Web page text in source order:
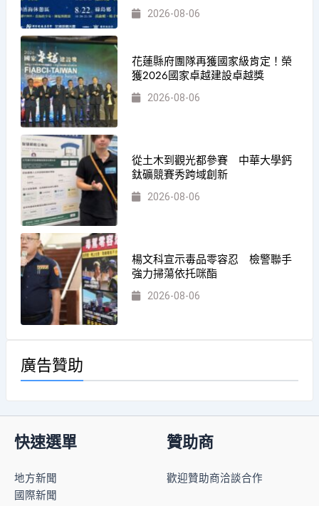
2026-08-06
花蓮縣府團隊再獲國家級肯定！榮
獲2026國家卓越建設卓越獎
2026-08-06
從土木到觀光都參賽 中華大學鈣
鈦礦競賽秀跨域創新
2026-08-06
楊文科宣示毒品零容忍 檢警聯手
強力掃蕩依托咪酯
2026-08-06
廣告贊助
快速選單
地方新聞
國際新聞
贊助商
歡迎贊助商洽談合作